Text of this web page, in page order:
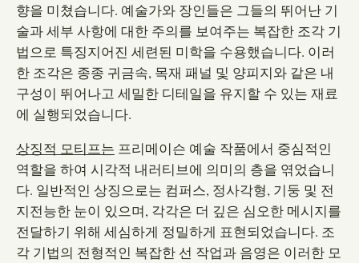
향을 미쳤습니다. 예술가와 장인들은 그들의 뛰어난 기
술과 세부 사항에 대한 주의를 보여주는 복잡한 조각 기
법으로 특징지어진 세련된 미학을 수용했습니다. 이러
한 조각은 종종 귀금속, 목재 패널 및 양피지와 같은 내
구성이 뛰어나고 세밀한 디테일을 유지할 수 있는 재료
에 실행되었습니다.
상징적 모티프는 프리메이슨 예술 작품에서 중심적인
역할을 하여 시각적 내러티브에 의미의 층을 엮었습니
다. 일반적인 상징으로는 컴퍼스, 정사각형, 기둥 및 전
지전능한 눈이 있으며, 각각은 더 깊은 심오한 메시지를
전달하기 위해 세심하게 정밀하게 표현되었습니다. 조
각 기법의 전형적인 복잡한 선 작업과 음영은 이러한 모